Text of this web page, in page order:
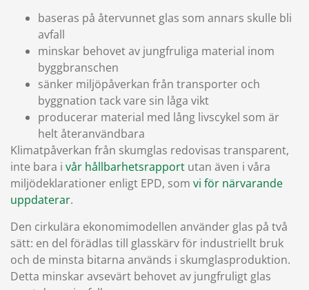
baseras på återvunnet glas som annars skulle bli
avfall
minskar behovet av jungfruliga material inom
byggbranschen
sänker miljöpåverkan från transporter och
byggnation tack vare sin låga vikt
producerar material med lång livscykel som är
helt återanvändbara
Klimatpåverkan från skumglas redovisas transparent,
inte bara i vår hållbarhetsrapport utan även i våra
miljödeklarationer enligt EPD, som vi för närvarande
uppdaterar.
Den cirkulära ekonomimodellen använder glas på två
sätt: en del förädlas till glasskärv för industriellt bruk
och de minsta bitarna används i skumglasproduktion.
Detta minskar avsevärt behovet av jungfruligt glas